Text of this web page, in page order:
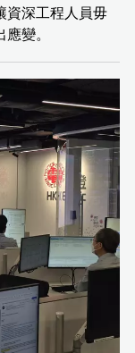
資深工程人員毋
變。